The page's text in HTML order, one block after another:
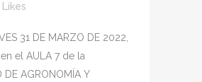
Likes
31 DE MARZO DE 2022,
el AULA 7 de la
DE AGRONOMÍA Y